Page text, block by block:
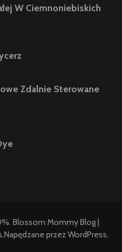
W Ciemnoniebiskich
Zdalnie Sterowane
. Blossom Mommy Blog |
.Napędzane przezWordPress.